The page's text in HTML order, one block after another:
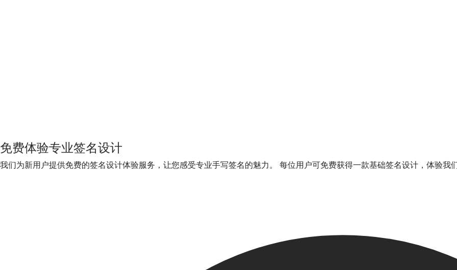
免费体验专业签名设计
我们为新用户提供免费的签名设计体验服务，让您感受专业手写签名的魅力。 每位用户可免费获得一款基础签名设计，体验我